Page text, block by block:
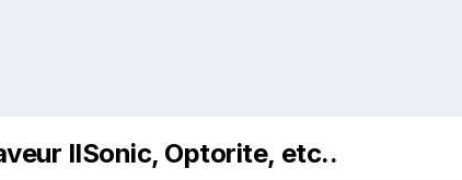
IISonic, Optorite, etc..